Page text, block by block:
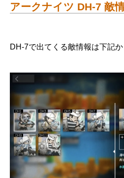
アークナイツ DH-7 敵
DH-7で出てくる敵情報は下記か